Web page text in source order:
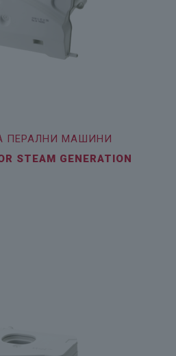
ПЕРАЛНИ МАШИНИ
STEAM GENERATION